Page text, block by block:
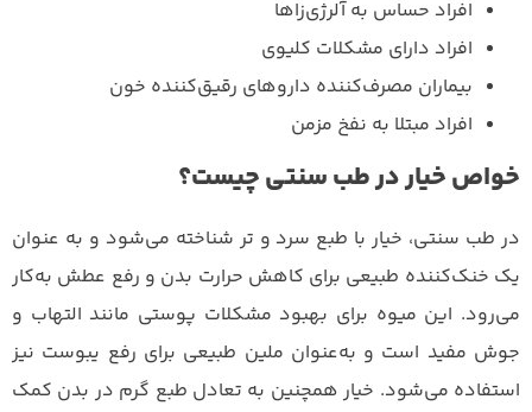
افراد حساس به آلرژی‌زا‌ها
افراد دارای مشکلات کلیوی
بیماران مصرف‌کننده داروهای رقیق‌کننده خون
افراد مبتلا به نفخ مزمن
خواص خیار در طب سنتی چیست؟
در طب سنتی، خیار با طبع سرد و تر شناخته می‌شود و به عنوان
یک خنک‌کننده طبیعی برای کاهش حرارت بدن و رفع عطش به‌کار
می‌رود. این میوه برای بهبود مشکلات پوستی مانند التهاب و
جوش مفید است و به‌عنوان ملین طبیعی برای رفع یبوست نیز
استفاده می‌شود. خیار همچنین به تعادل طبع گرم در بدن کمک